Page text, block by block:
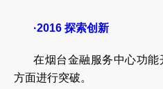
·2016 探索创新
在烟台金融服务中心功
方面进行突破。